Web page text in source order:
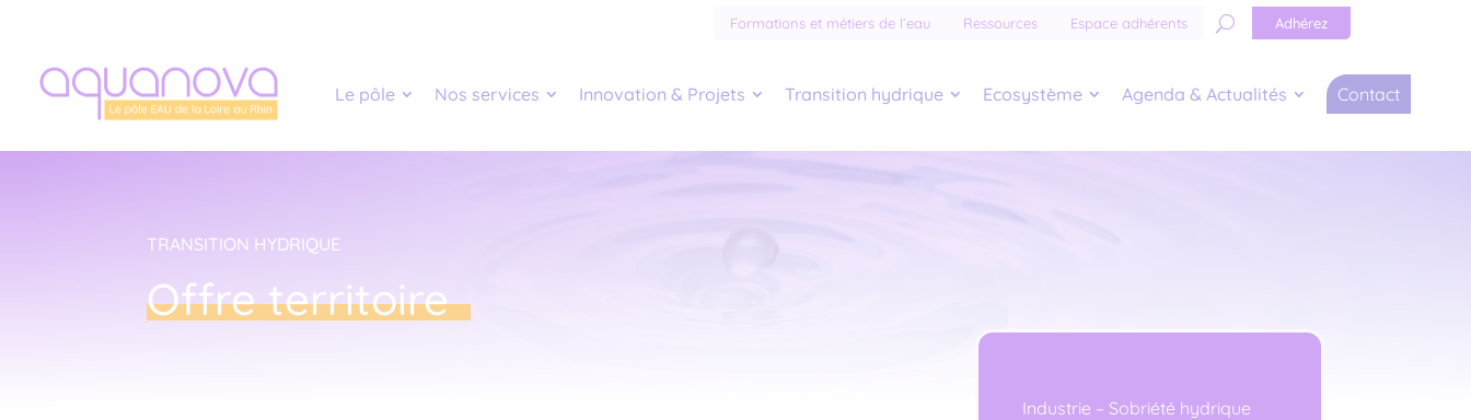
Formations et métiers de l’eau Ressources Espace adhérents Adhérez
Le pôle Nos services Innovation & Projets Transition hydrique Ecosystème Agenda & Actualités Contact
TRANSITION HYDRIQUE
Offre territoire
Industrie – Sobriété hydrique